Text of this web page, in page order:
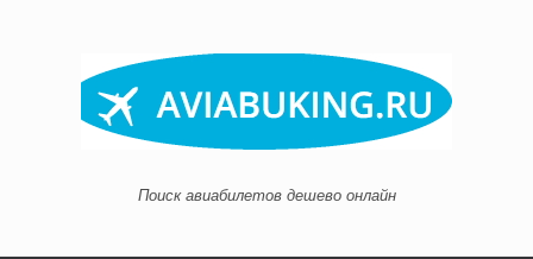
Поиск авиабилетов дешево онлайн